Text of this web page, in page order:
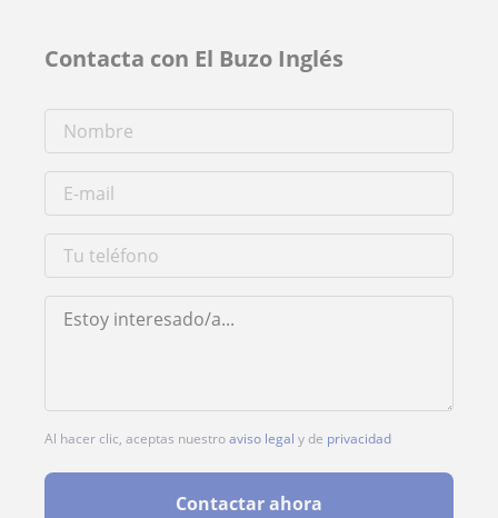
Contacta con El Buzo Inglés
Al hacer clic, aceptas nuestroaviso legal y de privacidad
Contactar ahora